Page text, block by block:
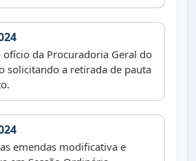
ofício da Procuradoria Geral do
solicitando a retirada de pauta
emendas modificativa e